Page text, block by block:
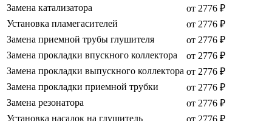
Замена катализатора
от 2776 ₽
Установка пламегасителей
от 2776 ₽
Замена приемной трубы глушителя
от 2776 ₽
Замена прокладки впускного коллектора
от 2776 ₽
Замена прокладки выпускного коллектора от 2776 ₽
Замена прокладки приемной трубки
от 2776 ₽
Замена резонатора
от 2776 ₽
Установка насадок на глушитель